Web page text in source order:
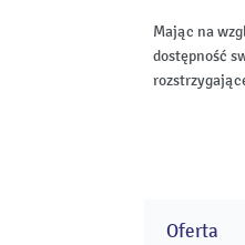
Mając na
dostępność
Oferta